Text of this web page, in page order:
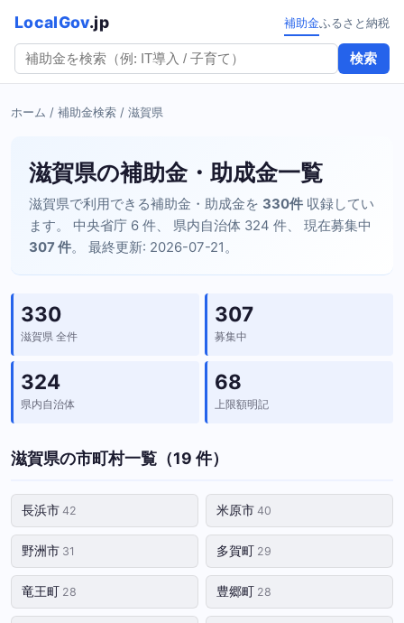
LocalGov.jp
検索
補助金ふるさと納税
ホーム / 補助金検索 / 滋賀県
滋賀県の補助金・助成金一覧
滋賀県で利用できる補助金・助成金を 330件 収録してい
ます。 中央省庁 6 件、 県内自治体 324 件、 現在募集中
307 件。 最終更新: 2026-07-21。
330
滋賀県 全件
307
募集中
324
県内自治体
68
上限額明記
滋賀県の市町村一覧（19 件）
長浜市 42 米原市 40
野洲市 31 多賀町 29
竜王町 28 豊郷町 28